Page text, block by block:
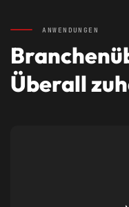
ANWENDUNGEN
Überall